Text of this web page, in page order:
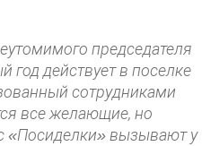
председателя
год действует в поселке
сотрудниками
все желающие, но
«Посиделки» вызывают у